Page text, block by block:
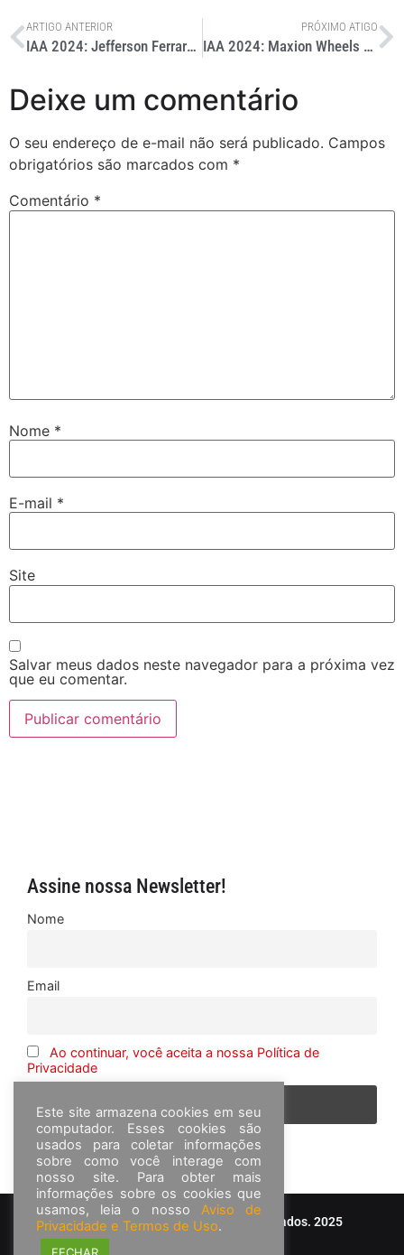
ARTIGO ANTERIOR
IAA 2024: Jefferson Ferrarez, da Mercedes-Benz, comenta o impacto da feira no Brasil
PRÓXIMO ATIGO
IAA 2024: Maxion Wheels apresenta rodas de alumínio forjado
Deixe um comentário
O seu endereço de e-mail não será publicado. Campos
obrigatórios são marcados com *
Comentário *
Nome *
E-mail *
Site
Salvar meus dados neste navegador para a próxima vez
que eu comentar.
Assine nossa Newsletter!
Nome
Email
Ao continuar, você aceita a nossa Política de
Privacidade
© Frota&Cia - Todos os direitos reservados. 2025
Este site armazena cookies em seu
computador. Esses cookies são
usados para coletar informações
sobre como você interage com
nosso site. Para obter mais
informações sobre os cookies que
usamos, leia o nosso Aviso de
Privacidade e Termos de Uso.